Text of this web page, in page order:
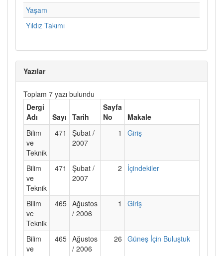
Yaşam
Yıldız Takımı
Yazılar
Toplam 7 yazı bulundu
Dergi
Adı
Sayı Tarih
Sayfa
No
Makale
Bilim
ve
Teknik
471
Şubat /
2007
1 Giriş
Bilim
ve
Teknik
471
Şubat /
2007
2 İçindekiler
Bilim
ve
Teknik
465 Ağustos
/ 2006
1 Giriş
Bilim
ve
465 Ağustos
/ 2006
26 Güneş İçin Buluştuk